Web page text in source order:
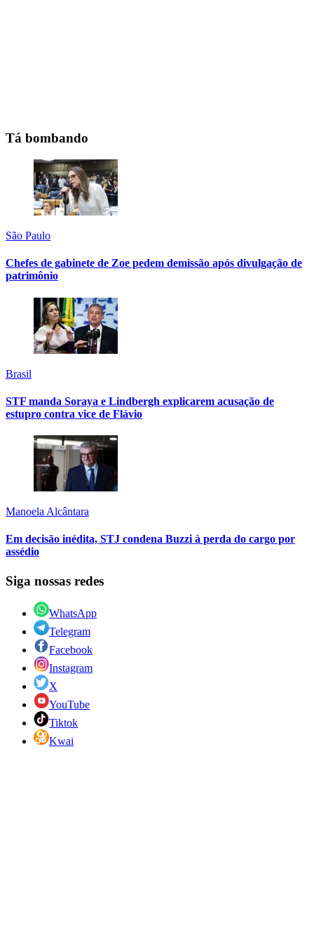
Tá bombando
São Paulo
Chefes de gabinete de Zoe pedem demissão após divulgação de
patrimônio
Brasil
STF manda Soraya e Lindbergh explicarem acusação de
estupro contra vice de Flávio
Manoela Alcântara
Em decisão inédita, STJ condena Buzzi à perda do cargo por
assédio
Siga nossas redes
WhatsApp
Telegram
Facebook
Instagram
X
YouTube
Tiktok
Kwai